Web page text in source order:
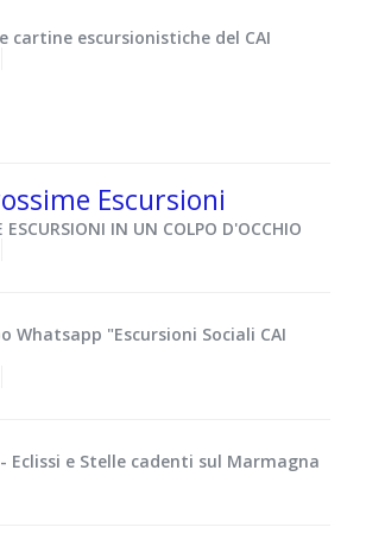
cartine escursionistiche del CAI
Escursioni
IN UN COLPO D'OCCHIO
Whatsapp "Escursioni Sociali CAI
Eclissi e Stelle cadenti sul Marmagna